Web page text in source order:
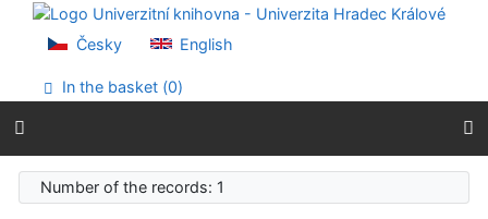
Go to content
Go to menu
Accessibility declaration
Česky English
In the basket (0)
Number of the records: 1